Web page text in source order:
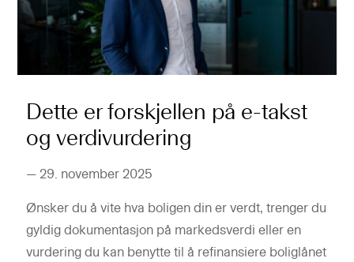
Dette er forskjellen på e-takst
og verdivurdering
— 29. november 2025
Ønsker du å vite hva boligen din er verdt, trenger du
gyldig dokumentasjon på markedsverdi eller en
vurdering du kan benytte til å refinansiere boliglånet